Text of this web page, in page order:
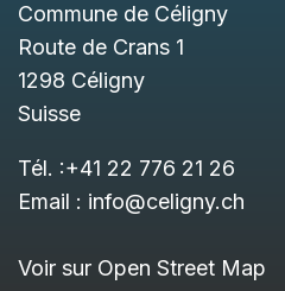
Commune de Céligny
Route de Crans 1
1298 Céligny
Suisse
Tél. :+41 22 776 21 26
Email : info@celigny.ch
Voir sur Open Street Map